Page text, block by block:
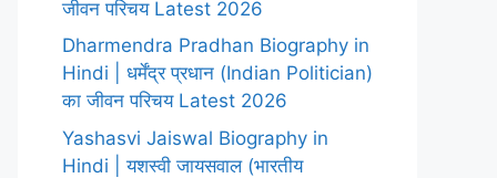
जीवन परिचय Latest 2026
Dharmendra Pradhan Biography in
Hindi | धर्मेंद्र प्रधान (Indian Politician)
का जीवन परिचय Latest 2026
Yashasvi Jaiswal Biography in
Hindi | यशस्वी जायसवाल (भारतीय